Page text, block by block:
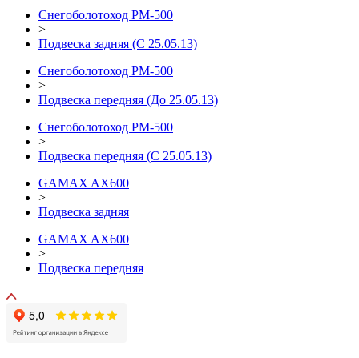
Снегоболотоход РМ-500
>
Подвеска задняя (С 25.05.13)
Снегоболотоход РМ-500
>
Подвеска передняя (До 25.05.13)
Снегоболотоход РМ-500
>
Подвеска передняя (С 25.05.13)
GAMAX AX600
>
Подвеска задняя
GAMAX AX600
>
Подвеска передняя